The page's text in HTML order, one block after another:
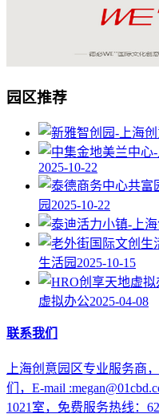
园区推荐
2025-10-22
园 2025-10-22
生活园 2025-10-15
虚拟办公2025-04-08
联系我们
上海创意园区专业服务商
们，E-mail
1021室，免费服务热线：